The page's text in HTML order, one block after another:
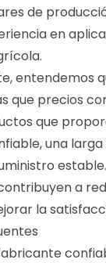
de
en
entendemos
que precios
que
una larga
a
la